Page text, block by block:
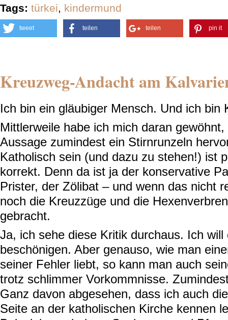
Tags: türkei, kindermund
tweet teilen teilen pin it
Kreuzweg-Andacht am
Ich bin ein gläubiger Mensch. Und ich bin
Mittlerweile habe ich mich daran
Aussage zumindest ein Stirnrunzeln
Katholisch sein (und dazu zu stehen!) ist
korrekt. Denn da ist ja der konservative
Prister, der Zölibat – und wenn das nicht
noch die Kreuzzüge und die
gebracht.
Ja, ich sehe diese Kritik durchaus. Ich will
beschönigen. Aber genauso, wie man
seiner Fehler liebt, so kann man auch
trotz schlimmer Vorkommnisse.
Ganz davon abgesehen, dass ich auch
Seite an der katholischen Kirche kennen